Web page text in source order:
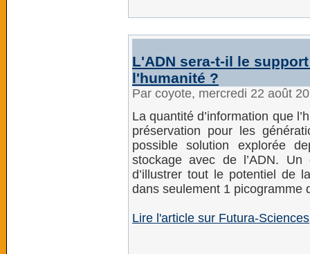
L'ADN sera-t-il le
l'humanité ?
Par coyote, mercredi 22 août
La quantité d’information que
préservation pour les
possible solution explorée
stockage avec de l’ADN.
d’illustrer tout le potentiel de
dans seulement 1 picogramme
Lire l'article sur Futura-Sciences